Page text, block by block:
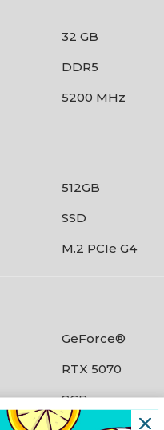
32 GB
DDR5
5200 MHz
512GB
SSD
M.2 PCIe G4
GeForce®
RTX 5070
8GB